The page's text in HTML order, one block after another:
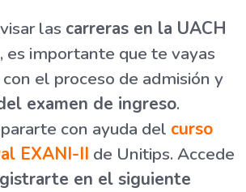
las carreras en la UACH
, es importante que te vayas
el proceso de admisión y
examen de ingreso.
con ayuda del curso
EXANI-II de Unitips. Accede
en el siguiente